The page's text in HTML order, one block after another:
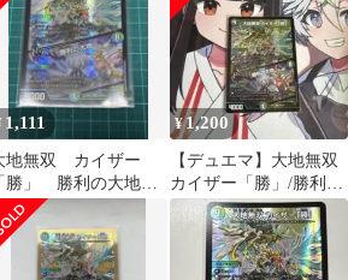
N25)《水/自然》【1
枚】
1,111
地無双 カイザー
勝」 勝利の大地
SR】
¥1,200
【デュエマ】大地無双
カイザー「勝」/勝利の
大地 SR